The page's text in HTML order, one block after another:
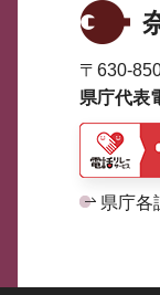
〒630-
県庁代表
県庁各